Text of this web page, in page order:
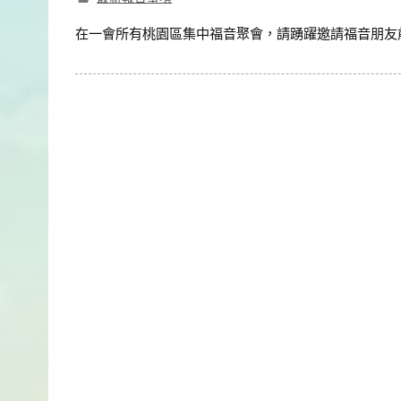
在一會所有桃園區集中福音聚會，請踴躍邀請福音朋友